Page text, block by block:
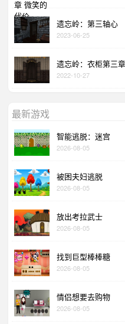
遗忘岭：第三轴心
2023-06-25
遗忘岭：衣柜第三
2022-10-27
最新游戏
智能逃脱：迷宫
2026-08-05
被困夫妇逃脱
2026-08-05
放出考拉武士
2026-08-05
找到巨型棒棒糖
2026-08-05
情侣想要去购物
2026-08-05